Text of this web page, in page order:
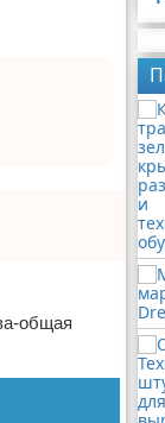
общая